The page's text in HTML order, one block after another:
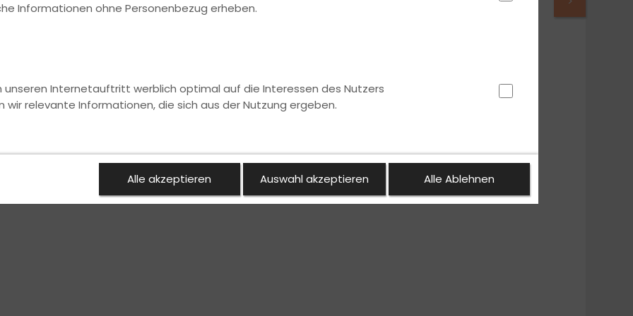
Informationen ohne Personenbezug erheben.
unseren Internetauftritt werblich optimal auf die Interessen des Nutzers
wir relevante Informationen, die sich aus der Nutzung ergeben.
Alle akzeptieren Auswahl akzeptieren Alle Ablehnen